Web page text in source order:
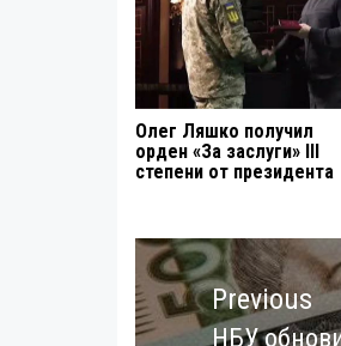
Олег Ляшко получил
орден «За заслуги» III
степени от президента
Навигация
по
записямPrevious
НБУ